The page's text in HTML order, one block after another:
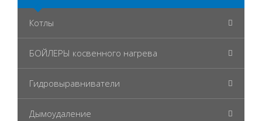
Котлы
БОЙЛЕРЫ косвенного нагрева
Гидровыравниватели
Дымоудаление